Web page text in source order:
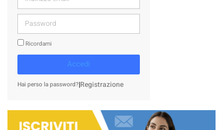
Ricordami
Accedi
Hai perso la password?|Registrazione